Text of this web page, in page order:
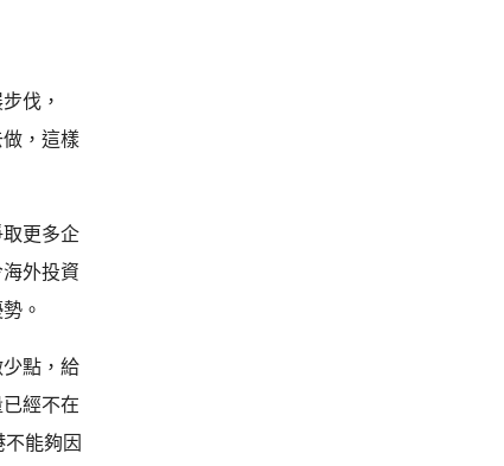
伐，
，這樣
更多企
外投資
。
點，給
經不在
能夠因